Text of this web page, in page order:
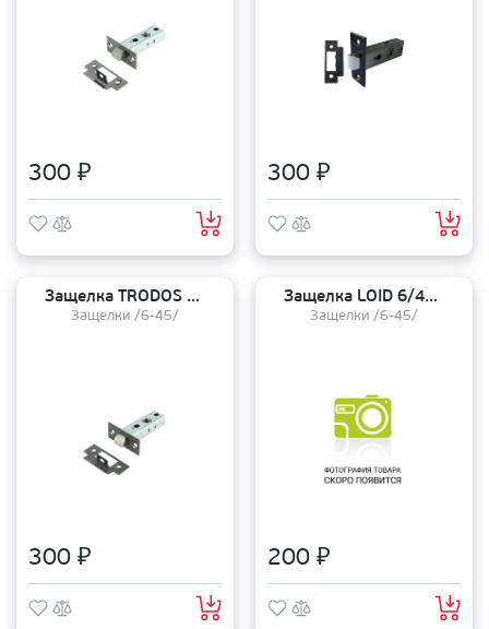
300 ₽ 300 ₽
Защелка TRODOS 6-45 с металлическим язычком GF
Защелки /6-45/
300 ₽
Защелка LOID 6/45 (8-45) с металлическим язычком SN никель
Защелки /6-45/
200 ₽